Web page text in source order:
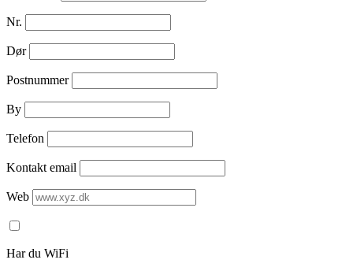
Nr.
Dør
Postnummer
By
Telefon
Kontakt email
Web
Har du WiFi